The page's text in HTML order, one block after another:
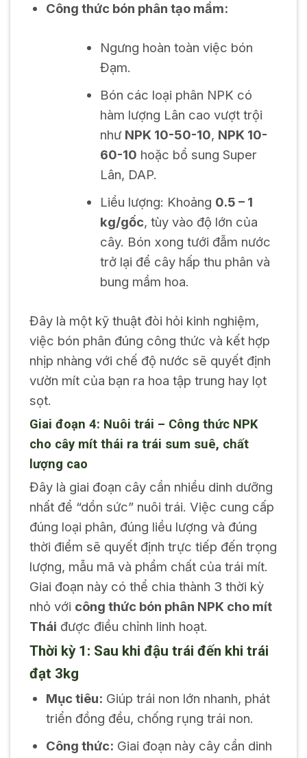
Công thức bón phân tạo mầm:
Ngưng hoàn toàn việc bón
Đạm.
Bón các loại phân NPK có
hàm lượng Lân cao vượt trội
như NPK 10-50-10, NPK 10-
60-10 hoặc bổ sung Super
Lân, DAP.
Liều lượng: Khoảng 0.5 – 1
kg/gốc, tùy vào độ lớn của
cây. Bón xong tưới đẫm nước
trở lại để cây hấp thu phân và
bung mầm hoa.
Đây là một kỹ thuật đòi hỏi kinh nghiệm,
việc bón phân đúng công thức và kết hợp
nhịp nhàng với chế độ nước sẽ quyết định
vườn mít của bạn ra hoa tập trung hay lọt
sọt.
Giai đoạn 4: Nuôi trái – Công thức NPK
cho cây mít thái ra trái sum suê, chất
lượng cao
Đây là giai đoạn cây cần nhiều dinh dưỡng
nhất để “dồn sức” nuôi trái. Việc cung cấp
đúng loại phân, đúng liều lượng và đúng
thời điểm sẽ quyết định trực tiếp đến trọng
lượng, mẫu mã và phẩm chất của trái mít.
Giai đoạn này có thể chia thành 3 thời kỳ
nhỏ với công thức bón phân NPK cho mít
Thái được điều chỉnh linh hoạt.
Thời kỳ 1: Sau khi đậu trái đến khi trái
đạt 3kg
Mục tiêu: Giúp trái non lớn nhanh, phát
triển đồng đều, chống rụng trái non.
Công thức: Giai đoạn này cây cần dinh